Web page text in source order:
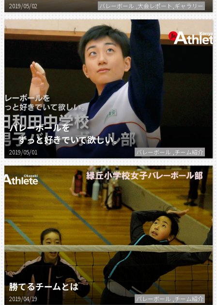
2019/05/02 バレーボール ,大会レポート,ギャラリー
バレーボールを
ずっと好きでいて欲しい。
2019/05/01 バレーボール ,チーム紹介
勝てるチームとは
2019/04/19 バレーボール ,チーム紹介